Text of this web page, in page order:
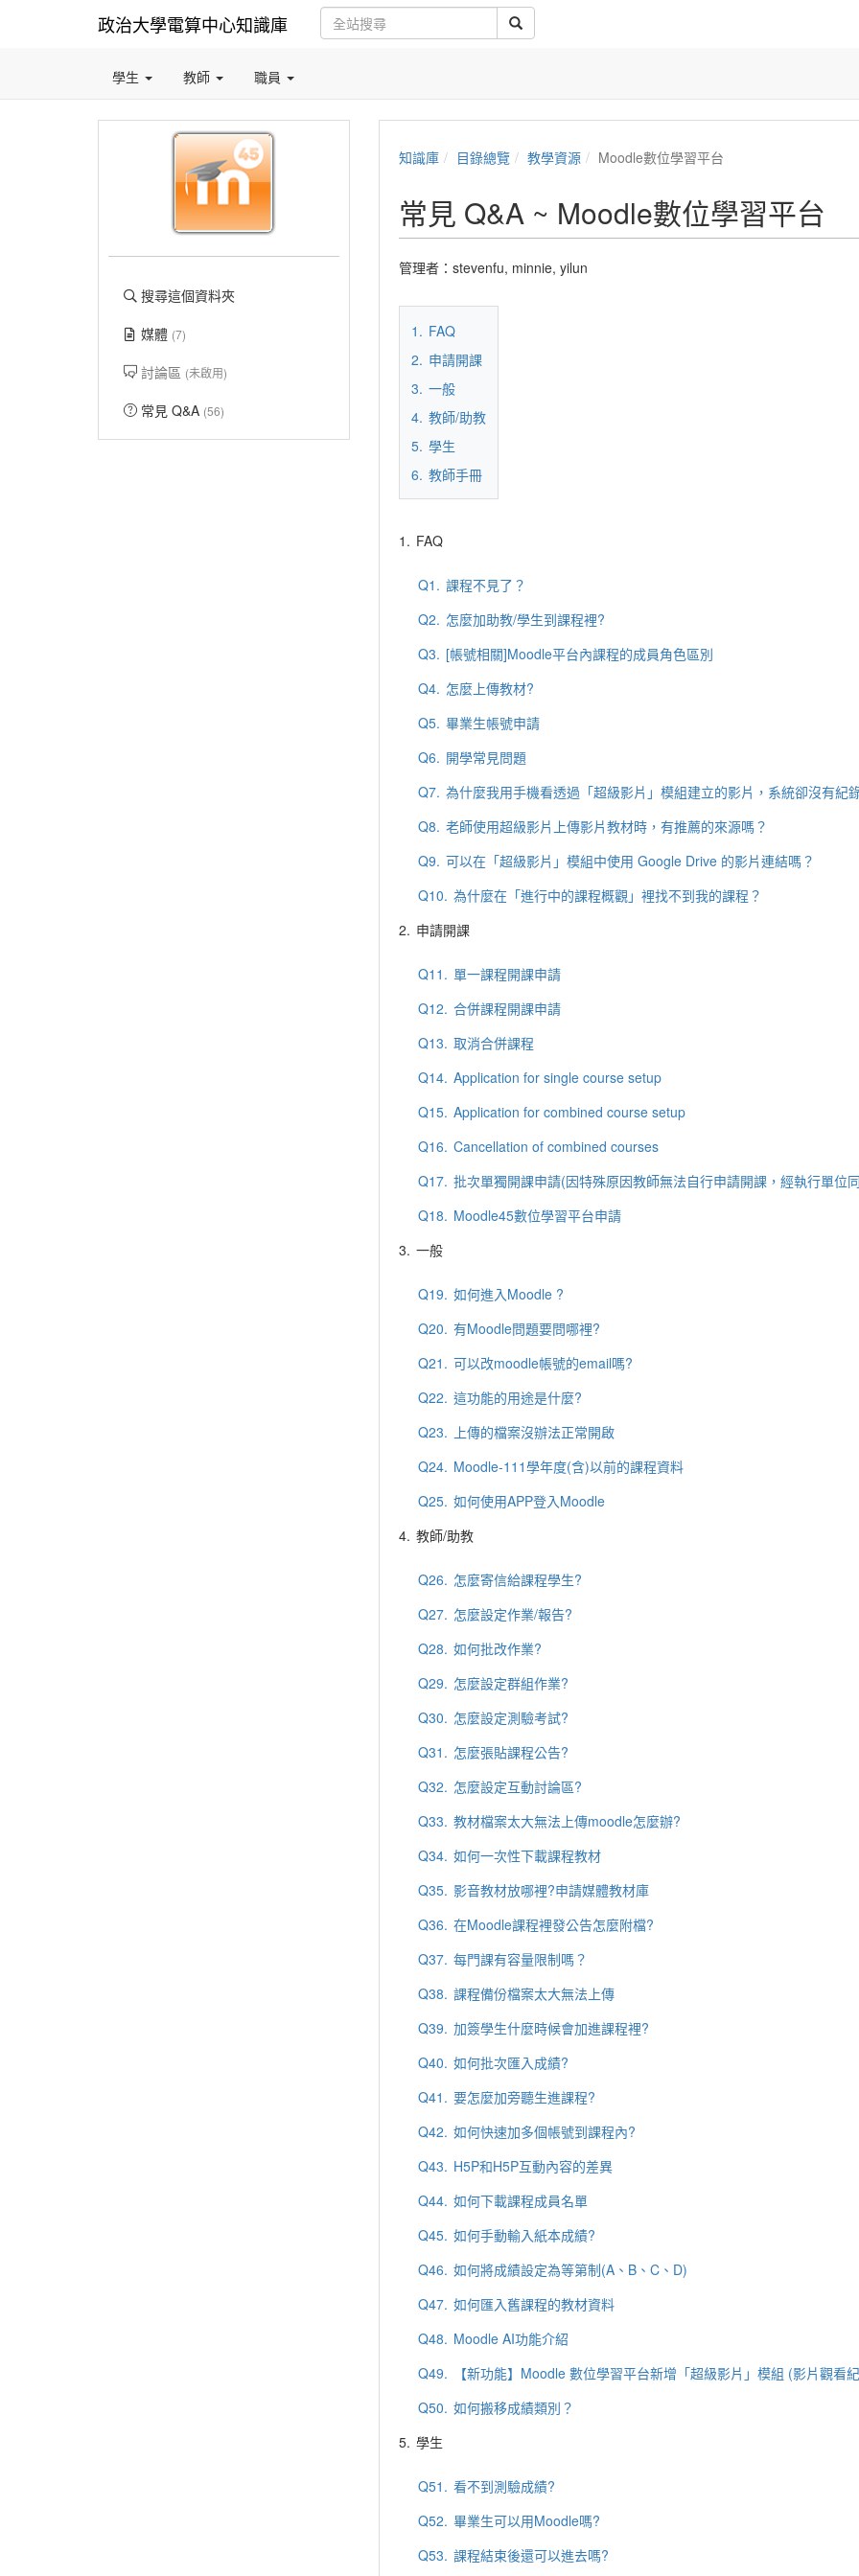
政治大學電算中心知識庫
學生 教師 職員
搜尋這個資料夾
媒體 (7)
討論區 (未啟用)
常見 Q&A (56)
知識庫 目錄總覽 教學資源 Moodle數位學習平台
常見 Q&A ~ Moodle數位學習平台
管理者： stevenfu, minnie, yilun
1. FAQ
2. 申請開課
3. 一般
4. 教師/助教
5. 學生
6. 教師手冊
1. FAQ
Q1. 課程不見了？
Q2. 怎麼加助教/學生到課程裡?
Q3. [帳號相關]Moodle平台內課程的成員角色區別
Q4. 怎麼上傳教材?
Q5. 畢業生帳號申請
Q6. 開學常見問題
Q7. 為什麼我用手機看透過「超級影片」模組建立的影片，系統卻沒有紀
Q8. 老師使用超級影片上傳影片教材時，有推薦的來源嗎？
Q9. 可以在「超級影片」模組中使用 Google Drive 的影片連結嗎？
Q10. 為什麼在「進行中的課程概觀」裡找不到我的課程？
2. 申請開課
Q11. 單一課程開課申請
Q12. 合併課程開課申請
Q13. 取消合併課程
Q14. Application for single course setup
Q15. Application for combined course setup
Q16. Cancellation of combined courses
Q17. 批次單獨開課申請(因特殊原因教師無法自行申請開課，經執行單位
Q18. Moodle45數位學習平台申請
3. 一般
Q19. 如何進入Moodle ?
Q20. 有Moodle問題要問哪裡?
Q21. 可以改moodle帳號的email嗎?
Q22. 這功能的用途是什麼?
Q23.
上傳的檔案沒辦法正常開啟
Q24. Moodle-111學年度(含)以前的課程資料
Q25. 如何使用APP登入Moodle
4. 教師/助教
Q26. 怎麼寄信給課程學生?
Q27. 怎麼設定作業/報告?
Q28. 如何批改作業?
Q29. 怎麼設定群組作業?
Q30. 怎麼設定測驗考試?
Q31. 怎麼張貼課程公告?
Q32. 怎麼設定互動討論區?
Q33. 教材檔案太大無法上傳moodle怎麼辦?
Q34. 如何一次性下載課程教材
Q35. 影音教材放哪裡?申請媒體教材庫
Q36. 在Moodle課程裡發公告怎麼附檔?
Q37. 每門課有容量限制嗎？
Q38. 課程備份檔案太大無法上傳
Q39. 加簽學生什麼時候會加進課程裡?
Q40. 如何批次匯入成績?
Q41. 要怎麼加旁聽生進課程?
Q42. 如何快速加多個帳號到課程內?
Q43. H5P和H5P互動內容的差異
Q44. 如何下載課程成員名單
Q45. 如何手動輸入紙本成績?
Q46. 如何將成績設定為等第制(A、B、C、D)
Q47. 如何匯入舊課程的教材資料
Q48. Moodle AI功能介紹
Q49.
【新功能】Moodle 數位學習平台新增「超級影片」模組 (影片觀看
Q50. 如何搬移成績類別？
5. 學生
Q51. 看不到測驗成績?
Q52. 畢業生可以用Moodle嗎?
Q53. 課程結束後還可以進去嗎?